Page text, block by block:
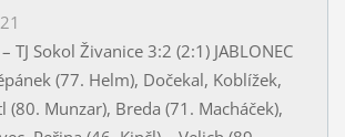
– TJ Sokol Živanice 3:2 (2:1) JABLONEC
(77. Helm), Dočekal, Koblížek,
(80. Munzar), Breda (71. Macháček),